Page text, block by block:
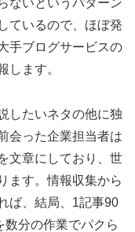
ないというパターン
ているので、ほぼ発
手ブログサービスの
します。
したいネタの他に独
会った企業担当者は
文章にしており、世
ます。情報収集から
ば、結局、1記事90
数分の作業でパクら